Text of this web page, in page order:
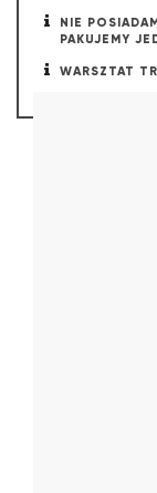
NIE
PAKUJEMY
WARSZTAT